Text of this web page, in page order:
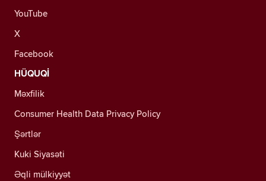
YouTube
X
Facebook
HÜQUQİ
Məxfilik
Consumer Health Data Privacy Policy
Şərtlər
Kuki Siyasəti
Əqli mülkiyyət